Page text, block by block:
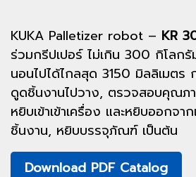
KUKA Palletizer robot – KR
ร่วมกรีปเปอร์ ไม่เกิน 300 กิโลกรั
นอนไปได้ไกลสุด 3150 มิลลิเมตร
ดูดชิ้นงานไปวาง, ตรวจสอบคุณ
หยิบเข้าเข้าเครื่อง และหยิบออกจ
ชิ้นงาน, หยิบบรรจุภัณฑ์ เป็นต้น
Download PDF Catalog